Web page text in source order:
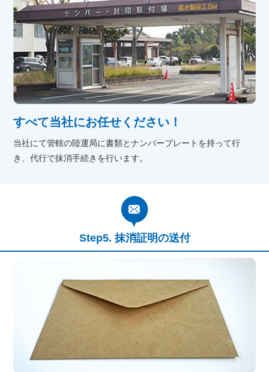
すべて当社にお任せください！
当社にて管轄の陸運局に書類とナンバープレートを持って行
き、代行で抹消手続きを行います。
抹消証明の送付